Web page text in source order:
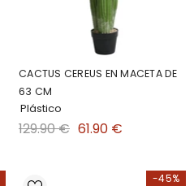
CACTUS CEREUS EN MACETA DE
63 CM
Plástico
129.90 € 61.90 €
-45%